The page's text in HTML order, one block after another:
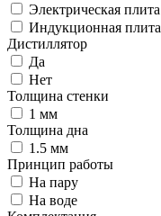
Электрическая плита
Индукционная плита
Дистиллятор
Да
Нет
Толщина стенки
1 мм
Толщина дна
1.5 мм
Принцип работы
На пару
На воде